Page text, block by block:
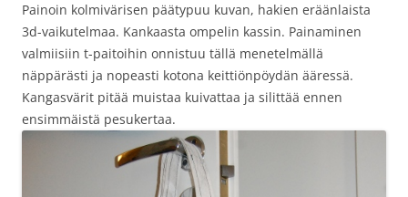
Painoin kolmivärisen päätypuu kuvan, hakien eräänlaista
3d-vaikutelmaa. Kankaasta ompelin kassin. Painaminen
valmiisiin t-paitoihin onnistuu tällä menetelmällä
näppärästi ja nopeasti kotona keittiönpöydän ääressä.
Kangasvärit pitää muistaa kuivattaa ja silittää ennen
ensimmäistä pesukertaa.